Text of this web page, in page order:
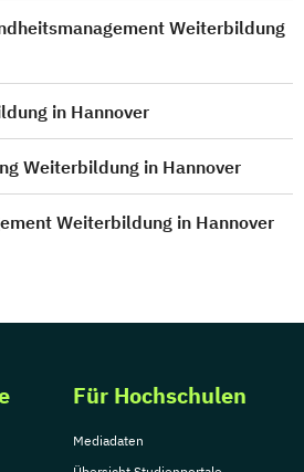
Weiterbildung
in Hannover
Weiterbildung in Hannover
Weiterbildung in Hannover
Für Hochschulen
Mediadaten